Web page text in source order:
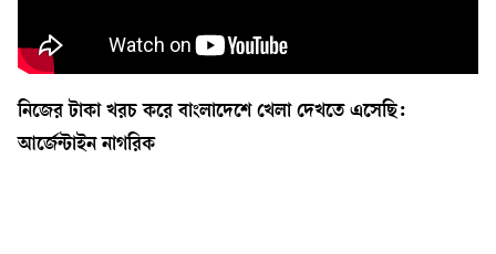
নিজের টাকা খরচ করে বাংলাদেশে খেলা দেখতে এসেছি:
আর্জেন্টাইন নাগরিক